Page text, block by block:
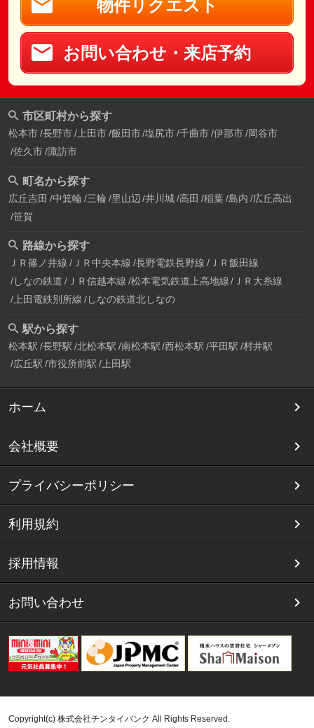
物件リクエスト
お問い合わせ・来店予約
市区町村から探す
松本市 長野市 上田市 飯田市 塩尻市 千曲市 伊那市 岡谷市
佐久市 諏訪市
町名から探す
広丘吉田 中箕輪 三輪 里山辺 井川城 高田 稲葉 島内 広丘高出
笹賀
路線から探す
ＪＲ篠ノ井線 ＪＲ中央本線 長野電鉄長野線 ＪＲ飯田線
しなの鉄道 ＪＲ信越本線 松本電気鉄道上高地線
ＪＲ大糸線
上田電鉄別所線 しなの鉄道北しなの
駅から探す
松本駅 長野駅 北松本駅 南松本駅 西松本駅 平田駅 村井駅
広丘駅 市役所前駅 上田駅
ホーム
会社概要
プライバシーポリシー
利用規約
採用情報
お問い合わせ
Copyright(c) 株式会社チンタイバンク All Rights Reserved.